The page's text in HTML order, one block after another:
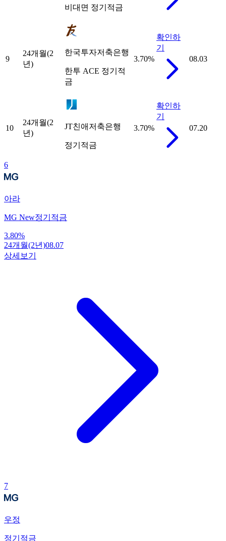
비대면 정기적금
9
24개월(2
년)
한국투자저축은행
한투 ACE 정기적
금
3.70%
확인하
기
08.03
10
24개월(2
년)
JT친애저축은행
정기적금
3.70%
확인하
기
07.20
6
아라
MG New정기적금
3.80%
24개월(2년)08.07
상세보기
7
우정
정기적금